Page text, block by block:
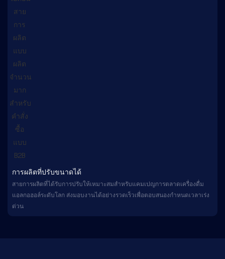
การผลิตที่ปรับขนาดได้
สายการผลิตที่ได้รับการปรับให้เหมาะสมสำหรับแคมเปญการตลาดเครื่องดื่ม
แอลกอฮอล์ระดับโลก ส่งมอบงานได้อย่างรวดเร็วเพื่อตอบสนองกำหนดเวลาเร่ง
ด่วน